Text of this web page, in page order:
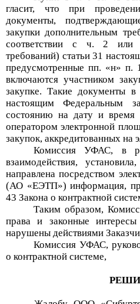
гласит, что при
документы,
закупки дополнительным
соответствии с ч. 2 или
требований) статьи 31
предусмотренные пп. «н» п.
включаются участником
закупке. Такие документы
настоящим Федеральным
состоянию на дату и время
оператором электронной
закупок, аккредитованных на
Комиссия УФАС, в
взаимодействия,
направлена посредством
(АО «ЕЭТП») информация,
43 Закона о контрактной
Таким образом,
права и законные
нарушены действиями
Комиссия УФАС,
о контрактной системе,